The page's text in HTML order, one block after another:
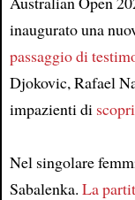
inaugurato una
passaggio di
Djokovic, Rafael
impazienti di
Nel singolare
Sabalenka. La